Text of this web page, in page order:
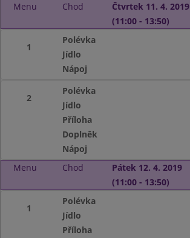
Menu
Chod
Čtvrtek 11. 4. 2019
(11:00 - 13:50)
1
Polévka
Jídlo
Nápoj
2
Polévka
Jídlo
Příloha
Doplněk
Nápoj
Menu
Chod
Pátek 12. 4. 2019
(11:00 - 13:50)
1
Polévka
Jídlo
Příloha